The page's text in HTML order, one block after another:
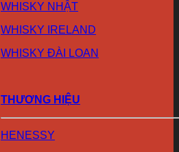
WHISKY NHẬT
WHISKY IRELAND
WHISKY ĐÀI LOAN
THƯƠNG HIỆU
HENESSY